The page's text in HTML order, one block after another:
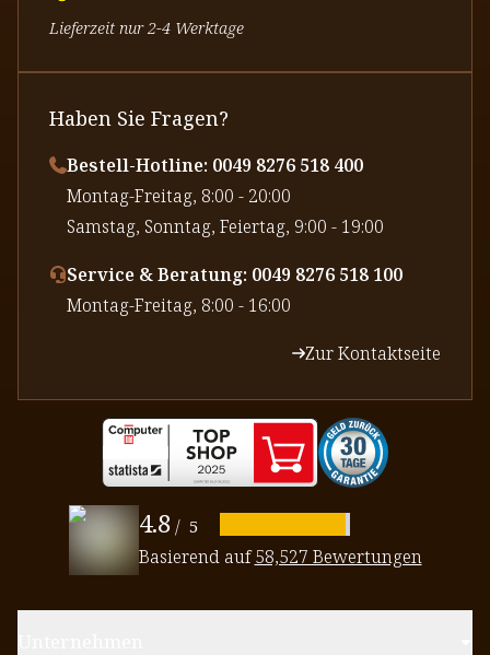
Lieferzeit nur 2-4 Werktage
Haben Sie Fragen?
Bestell-Hotline: 0049 8276 518 400
⁠Montag-Freitag, 8:00 - 20:00
⁠Samstag, Sonntag, Feiertag, 9:00 - 19:00
Service & Beratung: 0049 8276 518 100
⁠Montag-Freitag, 8:00 - 16:00
Zur Kontaktseite
4.8 / 5
Basierend auf58,527 Bewertungen